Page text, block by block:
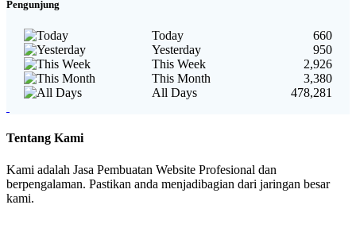
Pengunjung
Today
660
Yesterday
950
This Week
2,926
This Month
3,380
All Days
478,281
Tentang Kami
Kami adalah Jasa Pembuatan Website Profesional dan
berpengalaman. Pastikan anda menjadibagian dari jaringan besar
kami.